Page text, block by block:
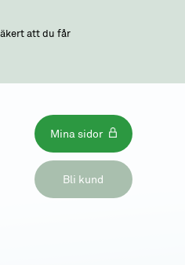
att du får
Bli kund
Mina sidor